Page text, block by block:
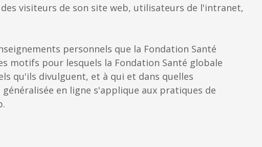
visiteurs de son site web, utilisateurs de l'intranet,
personnels que la Fondation Santé
motifs pour lesquels la Fondation Santé globale
qu'ils divulguent, et à qui et dans quelles
en ligne s'applique aux pratiques de